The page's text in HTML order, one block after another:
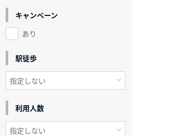
キャンペーン
あり
駅徒歩
利用人数